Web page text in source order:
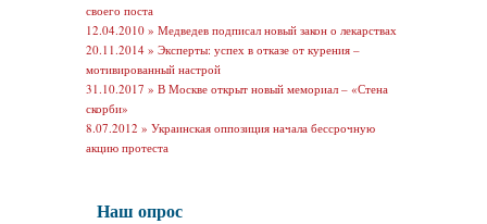
своего поста
12.04.2010 » Медведев подписал новый закон о лекарствах
20.11.2014 » Эксперты: успех в отказе от курения –
мотивированный настрой
31.10.2017 » В Москве открыт новый мемориал – «Стена
скорби»
8.07.2012 » Украинская оппозиция начала бессрочную
акцию протеста
Наш опрос